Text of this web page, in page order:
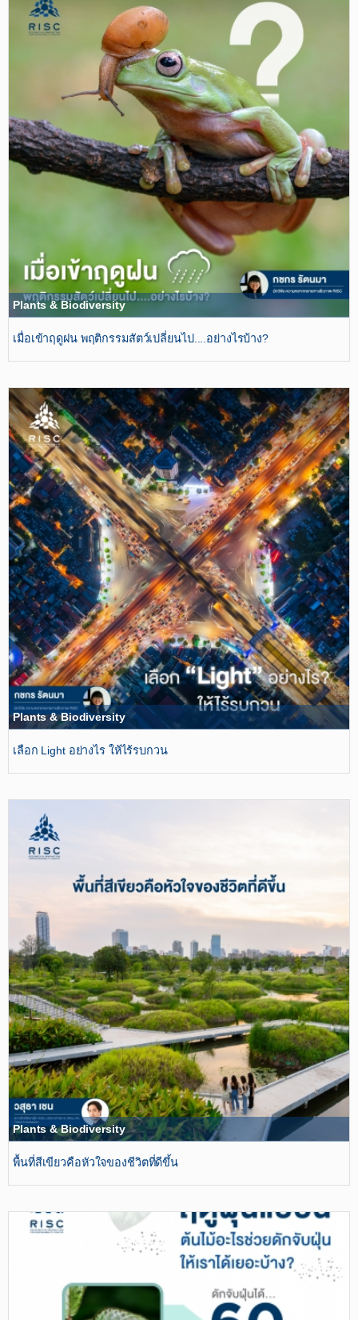
Plants & Biodiversity
เมื่อเข้าฤดูฝน​ พฤติกรรมสัตว์เปลี่ยนไป....อย่างไรบ้าง?
Plants & Biodiversity
เลือก Light อย่างไร ให้ไร้รบกวน
Plants & Biodiversity
พื้นที่สีเขียวคือหัวใจของชีวิตที่ดีขึ้น